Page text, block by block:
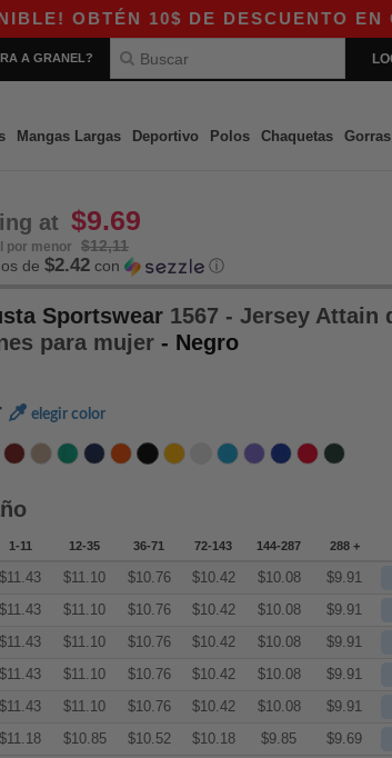
10$ DE DESCUENTO EN
A GRANEL?
Mangas Largas Deportivo Polos Chaquetas Gorras
at $9.69
por menor
$12,11
de $2.42 con ⓘ
Sportswear 1567 - Jersey Attain
para mujer - Negro
elegir color
1-11 12-35 36-71 72-143 144-287 288 +
$11.43 $11.10 $10.76 $10.42 $10.08 $9.91
$11.43 $11.10 $10.76 $10.42 $10.08 $9.91
$11.43 $11.10 $10.76 $10.42 $10.08 $9.91
$11.43 $11.10 $10.76 $10.42 $10.08 $9.91
$11.43 $11.10 $10.76 $10.42 $10.08 $9.91
$11.18 $10.85 $10.52 $10.18 $9.85 $9.69